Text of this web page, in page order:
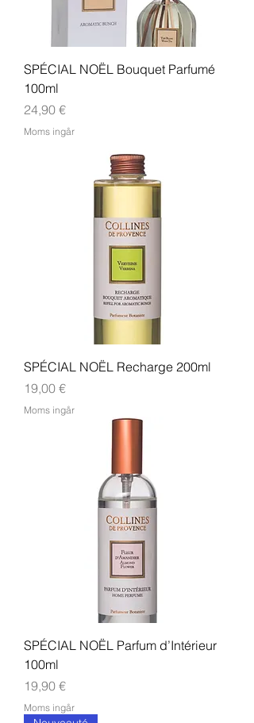
SPÉCIAL NOËL Bouquet Parfumé
100ml
Pris
24,90 €
Moms ingår
SPÉCIAL NOËL Recharge 200ml
Pris
19,00 €
Moms ingår
SPÉCIAL NOËL Parfum d’Intérieur
100ml
Pris
19,90 €
Moms ingår